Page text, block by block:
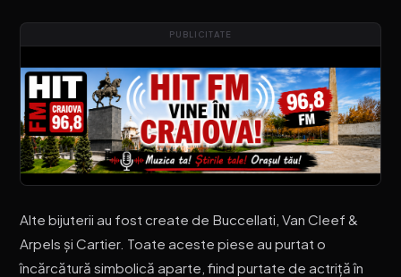
PUBLICITATE
Alte bijuterii au fost create de Buccellati, Van Cleef &
Arpels și Cartier. Toate aceste piese au purtat o
încărcătură simbolică aparte, fiind purtate de actriță în